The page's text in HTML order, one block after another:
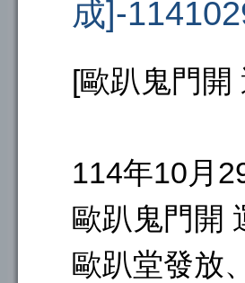
成]-
[歐趴鬼門
114年10月
歐趴鬼門開
歐趴堂發放